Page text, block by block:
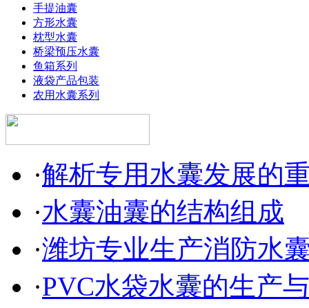
手提油囊
方形水囊
枕型水囊
桥梁预压水囊
鱼箱系列
液袋产品包装
农用水囊系列
·解析专用水囊发展的
·水囊油囊的结构组成
·潍坊专业生产消防水
·PVC水袋水囊的生产